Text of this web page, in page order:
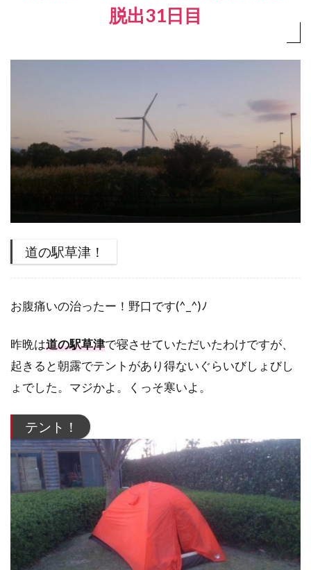
脱出31日目
道の駅草津！
お腹痛いの治ったー！野口です(^_^)ﾉ
昨晩は道の駅草津で寝させていただいたわけですが、
起きると朝露でテントがあり得ないぐらいびしょびし
ょでした。マジかよ。くっそ寒いよ。
テント！